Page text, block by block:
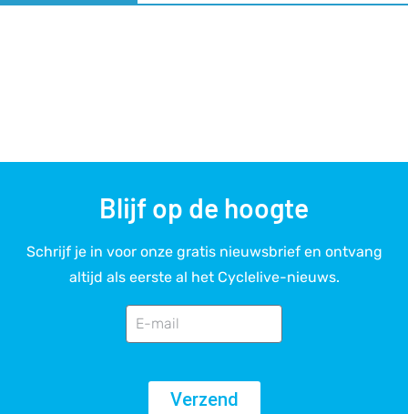
Blijf op de hoogte
Schrijf je in voor onze gratis nieuwsbrief en ontvang
altijd als eerste al het Cyclelive-nieuws.
Verzend